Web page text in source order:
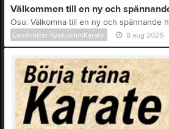
Välkommen till en ny och
Landvetter KyokushinKarate 8 aug 2025